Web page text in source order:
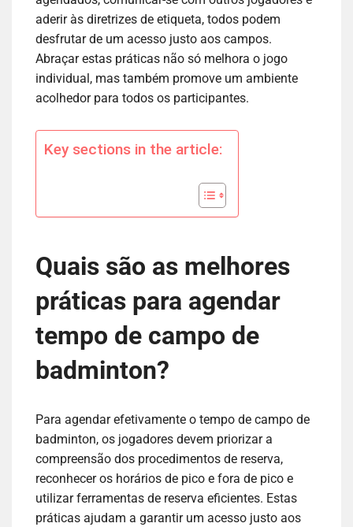
aderir às diretrizes de etiqueta, todos podem
desfrutar de um acesso justo aos campos.
Abraçar estas práticas não só melhora o jogo
individual, mas também promove um ambiente
acolhedor para todos os participantes.
Key sections in the article:
Quais são as melhores
práticas para agendar
tempo de campo de
badminton?
Para agendar efetivamente o tempo de campo de
badminton, os jogadores devem priorizar a
compreensão dos procedimentos de reserva,
reconhecer os horários de pico e fora de pico e
utilizar ferramentas de reserva eficientes. Estas
práticas ajudam a garantir um acesso justo aos